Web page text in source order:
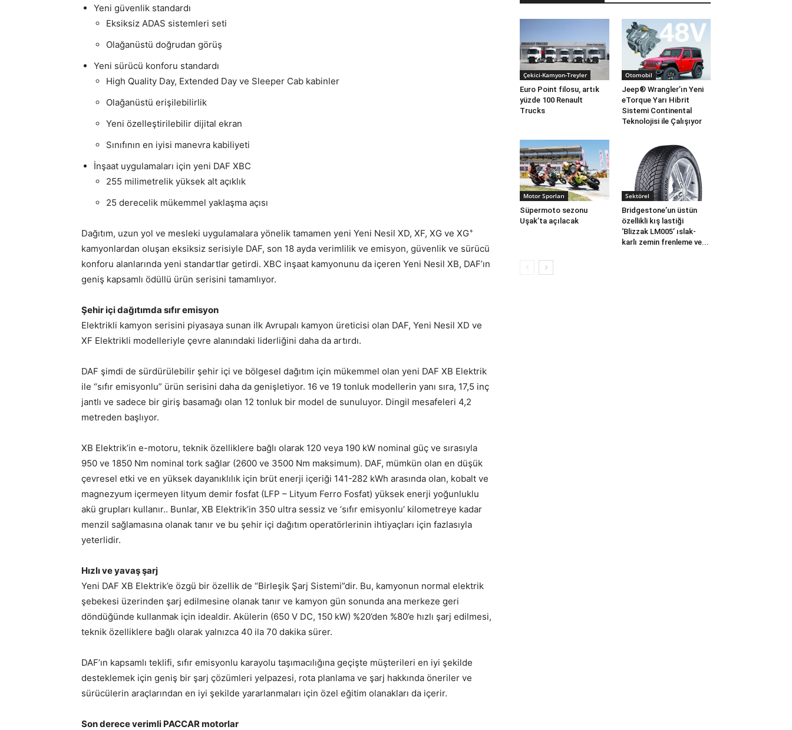
Yeni güvenlik standardı
Eksiksiz ADAS sistemleri seti
Olağanüstü doğrudan görüş
Yeni sürücü konforu standardı
High Quality Day, Extended Day ve Sleeper Cab kabinler
Olağanüstü erişilebilirlik
Yeni özelleştirilebilir dijital ekran
Sınıfının en iyisi manevra kabiliyeti
İnşaat uygulamaları için yeni DAF XBC
255 milimetrelik yüksek alt açıklık
25 derecelik mükemmel yaklaşma açısı
Dağıtım, uzun yol ve mesleki uygulamalara yönelik tamamen yeni Yeni Nesil XD, XF, XG ve XG+
kamyonlardan oluşan eksiksiz serisiyle DAF, son 18 ayda verimlilik ve emisyon, güvenlik ve sürücü
konforu alanlarında yeni standartlar getirdi. XBC inşaat kamyonunu da içeren Yeni Nesil XB, DAF’ın
geniş kapsamlı ödüllü ürün serisini tamamlıyor.
Şehir içi dağıtımda sıfır emisyon
Elektrikli kamyon serisini piyasaya sunan ilk Avrupalı kamyon üreticisi olan DAF, Yeni Nesil XD ve
XF Elektrikli modelleriyle çevre alanındaki liderliğini daha da artırdı.
DAF şimdi de sürdürülebilir şehir içi ve bölgesel dağıtım için mükemmel olan yeni DAF XB Elektrik
ile “sıfır emisyonlu” ürün serisini daha da genişletiyor. 16 ve 19 tonluk modellerin yanı sıra, 17,5 inç
jantlı ve sadece bir giriş basamağı olan 12 tonluk bir model de sunuluyor. Dingil mesafeleri 4,2
metreden başlıyor.
XB Elektrik’in e-motoru, teknik özelliklere bağlı olarak 120 veya 190 kW nominal güç ve sırasıyla
950 ve 1850 Nm nominal tork sağlar (2600 ve 3500 Nm maksimum). DAF, mümkün olan en düşük
çevresel etki ve en yüksek dayanıklılık için brüt enerji içeriği 141-282 kWh arasında olan, kobalt ve
magnezyum içermeyen lityum demir fosfat (LFP – Lityum Ferro Fosfat) yüksek enerji yoğunluklu
akü grupları kullanır.. Bunlar, XB Elektrik’in 350 ultra sessiz ve ‘sıfır emisyonlu’ kilometreye kadar
menzil sağlamasına olanak tanır ve bu şehir içi dağıtım operatörlerinin ihtiyaçları için fazlasıyla
yeterlidir.
Hızlı ve yavaş şarj
Yeni DAF XB Elektrik’e özgü bir özellik de “Birleşik Şarj Sistemi”dir. Bu, kamyonun normal elektrik
şebekesi üzerinden şarj edilmesine olanak tanır ve kamyon gün sonunda ana merkeze geri
döndüğünde kullanmak için idealdir. Akülerin (650 V DC, 150 kW) %20’den %80’e hızlı şarj edilmesi,
teknik özelliklere bağlı olarak yalnızca 40 ila 70 dakika sürer.
DAF’ın kapsamlı teklifi, sıfır emisyonlu karayolu taşımacılığına geçişte müşterileri en iyi şekilde
desteklemek için geniş bir şarj çözümleri yelpazesi, rota planlama ve şarj hakkında öneriler ve
sürücülerin araçlarından en iyi şekilde yararlanmaları için özel eğitim olanakları da içerir.
Son derece verimli PACCAR motorlar
Çekici-Kamyon-Treyler
Euro Point filosu, artık
yüzde 100 Renault
Trucks
Otomobil
Jeep® Wrangler’ın Yeni
eTorque Yarı Hibrit
Sistemi Continental
Teknolojisi ile Çalışıyor
Motor Sporları
Süpermoto sezonu
Uşak’ta açılacak
Sektörel
Bridgestone’un üstün
özellikli kış lastiği
‘Blizzak LM005’ ıslak-
karlı zemin frenleme ve...